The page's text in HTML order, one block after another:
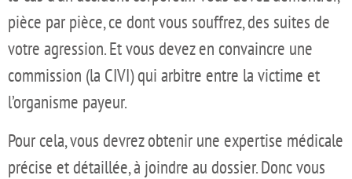
pièce par pièce, ce dont vous souffrez, des suites de
votre agression. Et vous devez en convaincre une
commission (la CIVI) qui arbitre entre la victime et
l’organisme payeur.
Pour cela, vous devrez obtenir une expertise médicale
précise et détaillée, à joindre au dossier. Donc vous